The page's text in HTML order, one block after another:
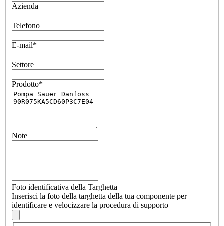
Azienda
Telefono
E-mail*
Settore
Prodotto*
Note
Foto identificativa della Targhetta
Inserisci la foto della targhetta della tua componente per
identificare e velocizzare la procedura di supporto